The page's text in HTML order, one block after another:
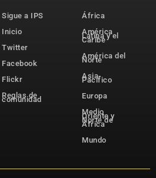
Sigue a IPS
Inicio
Twitter
Facebook
Flickr
Reglas de
comunidad
África
América
Latina y el
Caribe
América del
Norte
Asia-
Pacífico
Europa
Medio
Oriente y
Norte de
África
Mundo